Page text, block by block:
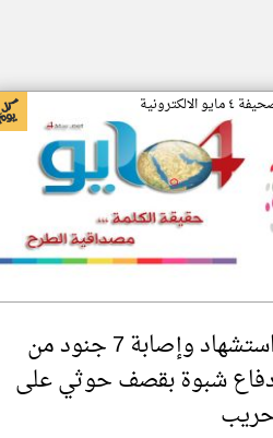
استشهاد وإصابة 7 جنود من
شبوة بقصف حوثي على